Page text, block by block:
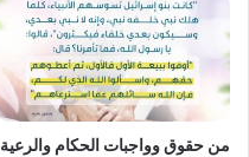
من حقوق وواجبات الحكام والرعية